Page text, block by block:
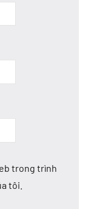
trong trình
tôi.